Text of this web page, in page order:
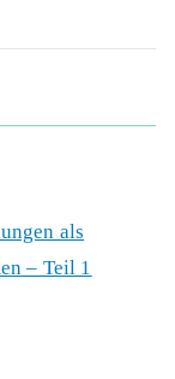
als
– Teil 1